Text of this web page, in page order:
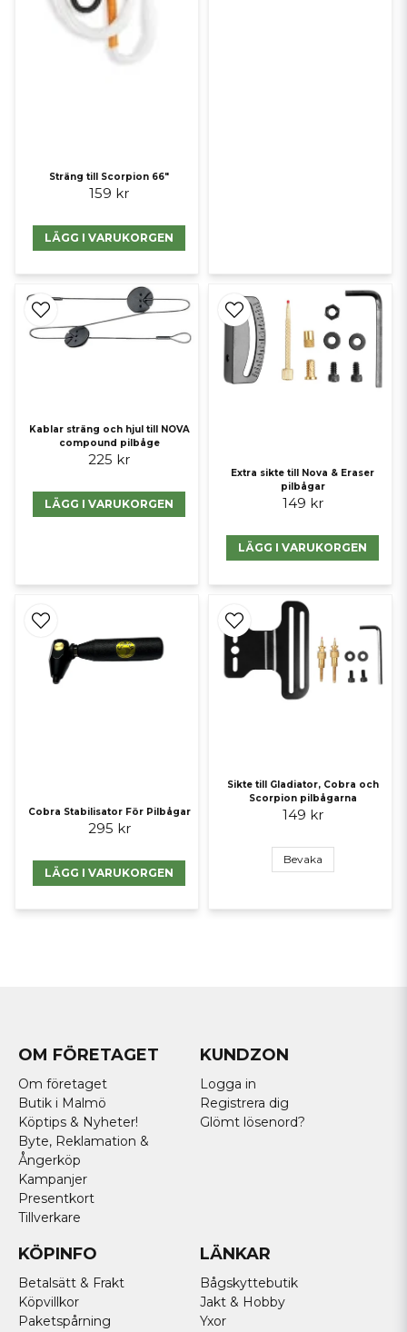
Sträng till Scorpion 66"
159 kr
LÄGG I VARUKORGEN
Kablar sträng och hjul till NOVA
compound pilbåge
225 kr
LÄGG I VARUKORGEN
Extra sikte till Nova & Eraser
pilbågar
149 kr
LÄGG I VARUKORGEN
Cobra Stabilisator För Pilbågar
295 kr
LÄGG I VARUKORGEN
Sikte till Gladiator, Cobra och
Scorpion pilbågarna
149 kr
Bevaka
OM FÖRETAGET
Om företaget
Butik i Malmö
Köptips & Nyheter!
Byte, Reklamation &
Ångerköp
Kampanjer
Presentkort
Tillverkare
KUNDZON
Logga in
Registrera dig
Glömt lösenord?
KÖPINFO
Betalsätt & Frakt
Köpvillkor
Paketspårning
LÄNKAR
Bågskyttebutik
Jakt & Hobby
Yxor